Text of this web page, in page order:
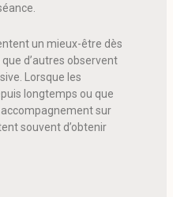
un mieux-être dès
d’autres observent
Lorsque les
longtemps ou que
accompagnement sur
souvent d’obtenir